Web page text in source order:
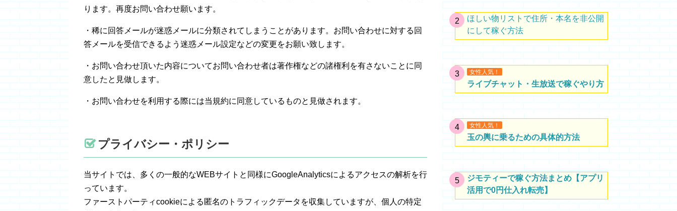
ります。再度お問い合わせ願います。
・稀に回答メールが迷惑メールに分類されてしまうことがあります。お問い合わせに対する回
答メールを受信できるよう迷惑メール設定などの変更をお願い致します。
・お問い合わせ頂いた内容についてお問い合わせ者は著作権などの諸権利を有さないことに同
意したと見做します。
・お問い合わせを利用する際には当規約に同意しているものと見做されます。
プライバシー・ポリシー
当サイトでは、多くの一般的なWEBサイトと同様にGoogleAnalyticsによるアクセスの解析を行
っています。
ファーストパーティcookieによる匿名のトラフィックデータを収集していますが、個人の特定
ほしい物リストで住所・本名を非公開
にして稼ぐ方法
女性人気！
ライブチャット・生放送で稼ぐやり方
女性人気！
玉の輿に乗るための具体的方法
ジモティーで稼ぐ方法まとめ【アプリ
活用で0円仕入れ転売】